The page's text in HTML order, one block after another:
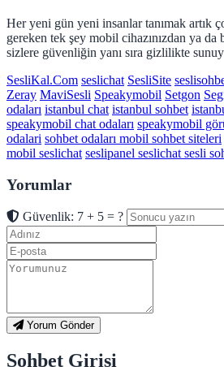
Her yeni gün yeni insanlar tanımak artık
gereken tek şey mobil cihazınızdan ya da
sizlere güvenliğin yanı sıra gizlilikte
SesliKal.Com seslichat SesliSite
Zeray MaviSesli Speakymobil Setgon
odaları istanbul chat istanbul sohbet
speakymobil chat odaları speakymobil
odalari sohbet odaları mobil sohbet siteleri
mobil seslichat seslipanel seslichat sesli
Yorumlar
Güvenlik: 7 + 5 = ?
Yorum Gönder
Sohbet Girişi